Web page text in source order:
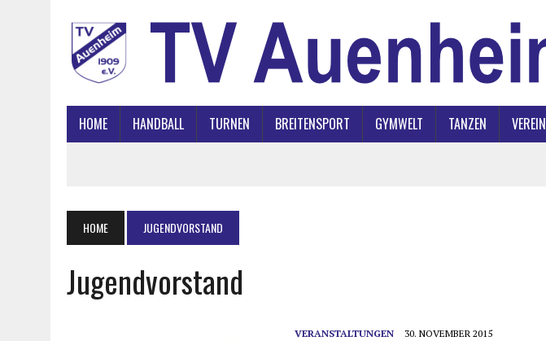
HOME HANDBALL TURNEN BREITENSPORT GYMWELT TANZEN VEREIN
HOME JUGENDVORSTAND
Jugendvorstand
VERANSTALTUNGEN 30. NOVEMBER 2015